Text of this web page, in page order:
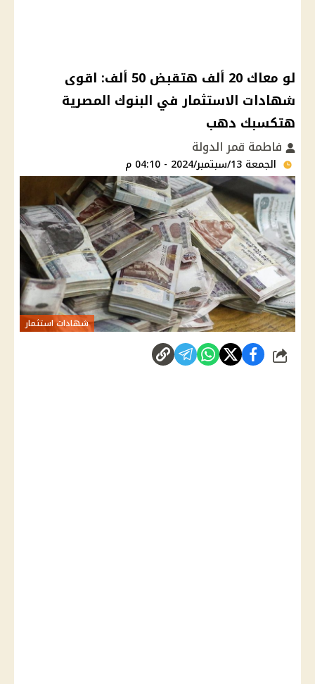
لو معاك 20 ألف هتقبض 50 ألف: اقوى
شهادات الاستثمار في البنوك المصرية
هتكسبك دهب
فاطمة قمر الدولة
الجمعة 13/سبتمبر/2024 - 04:10 م
شهادات استثمار
شارك